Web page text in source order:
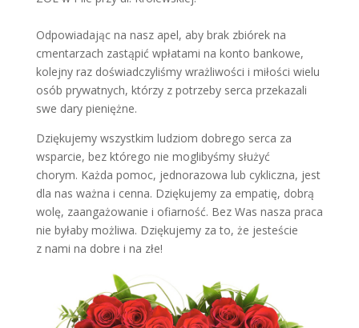
Odpowiadając na nasz apel, aby brak zbiórek na
cmentarzach zastąpić wpłatami na konto bankowe,
kolejny raz doświadczyliśmy wrażliwości i miłości wielu
osób prywatnych, którzy z potrzeby serca przekazali
swe dary pieniężne.
Dziękujemy wszystkim ludziom dobrego serca za
wsparcie, bez którego nie moglibyśmy służyć
chorym. Każda pomoc, jednorazowa lub cykliczna, jest
dla nas ważna i cenna. Dziękujemy za empatię, dobrą
wolę, zaangażowanie i ofiarność. Bez Was nasza praca
nie byłaby możliwa. Dziękujemy za to, że jesteście
z nami na dobre i na złe!